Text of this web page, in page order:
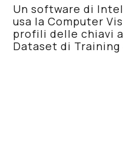
Un software di
usa la Computer
profili delle chiavi
Dataset di